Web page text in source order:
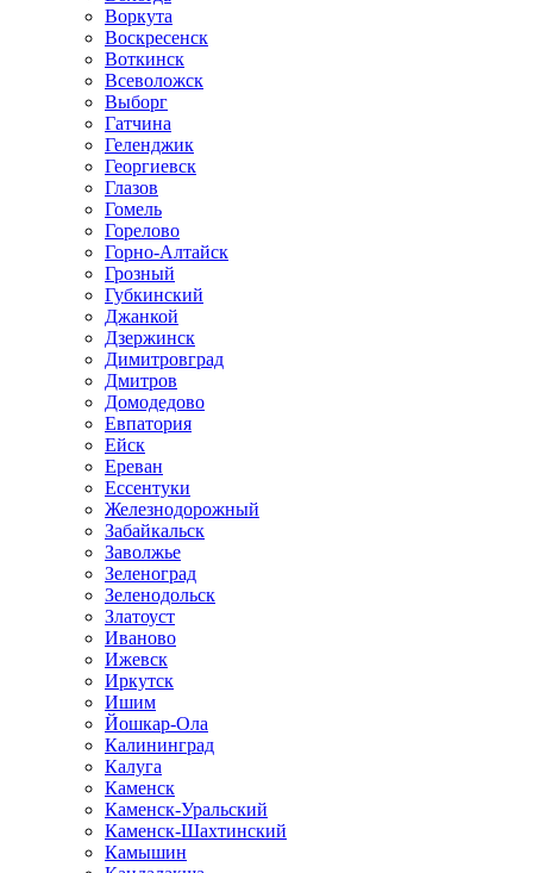
Воркута
Воскресенск
Воткинск
Всеволожск
Выборг
Гатчина
Геленджик
Георгиевск
Глазов
Гомель
Горелово
Горно-Алтайск
Грозный
Губкинский
Джанкой
Дзержинск
Димитровград
Дмитров
Домодедово
Евпатория
Ейск
Ереван
Ессентуки
Железнодорожный
Забайкальск
Заволжье
Зеленоград
Зеленодольск
Златоуст
Иваново
Ижевск
Иркутск
Ишим
Йошкар-Ола
Калининград
Калуга
Каменск
Каменск-Уральский
Каменск-Шахтинский
Камышин